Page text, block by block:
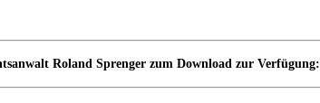
Roland Sprenger zum Download zur Verfügung: